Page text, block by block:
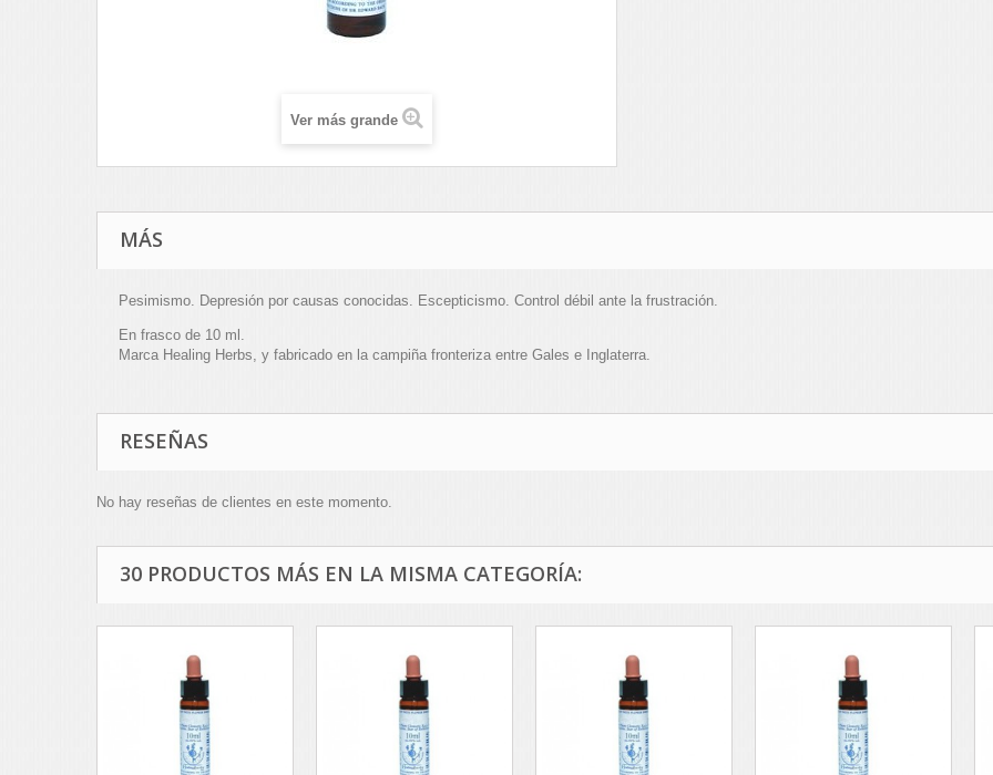
Ver más grande
MÁS
Pesimismo. Depresión por causas conocidas. Escepticismo. Control débil ante la frustración.
En frasco de 10 ml.
Marca Healing Herbs, y fabricado en la campiña fronteriza entre Gales e Inglaterra.
RESEÑAS
No hay reseñas de clientes en este momento.
30 PRODUCTOS MÁS EN LA MISMA CATEGORÍA: